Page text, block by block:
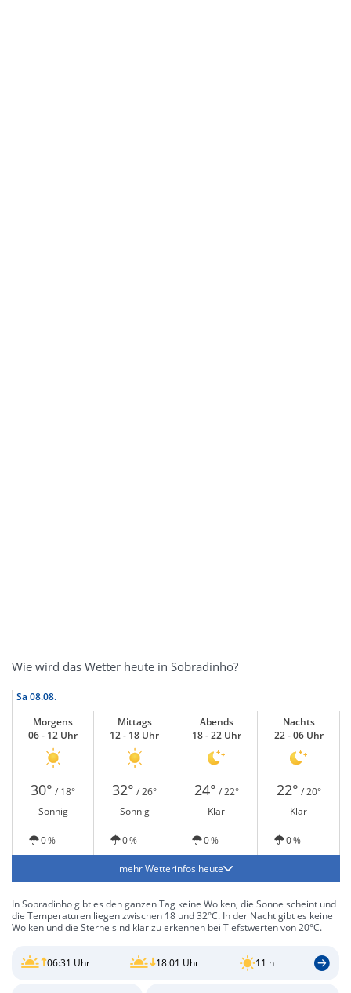
Wie wird das Wetter heute in Sobradinho?
Sa 08.08.
Morgens
06 - 12 Uhr
Mittags
12 - 18 Uhr
Abends
18 - 22 Uhr
Nachts
22 - 06 Uhr
30° / 18° 32° / 26° 24° / 22° 22° / 20°
Sonnig
Sonnig Klar Klar
0 % 0 % 0 % 0 %
mehr Wetterinfos heute
In Sobradinho gibt es den ganzen Tag keine Wolken, die Sonne scheint und
die Temperaturen liegen zwischen 18 und 32°C. In der Nacht gibt es keine
Wolken und die Sterne sind klar zu erkennen bei Tiefstwerten von 20°C.
06:31 Uhr 18:01 Uhr 11 h